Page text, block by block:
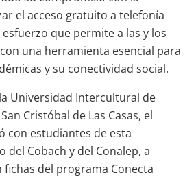
el acceso gratuito a telefonía
que permite a las y los
una herramienta esencial para
y su conectividad social.
Universidad Intercultural de
Cristóbal de Las Casas, el
con estudiantes de esta
del Cobach y del Conalep, a
del programa Conecta